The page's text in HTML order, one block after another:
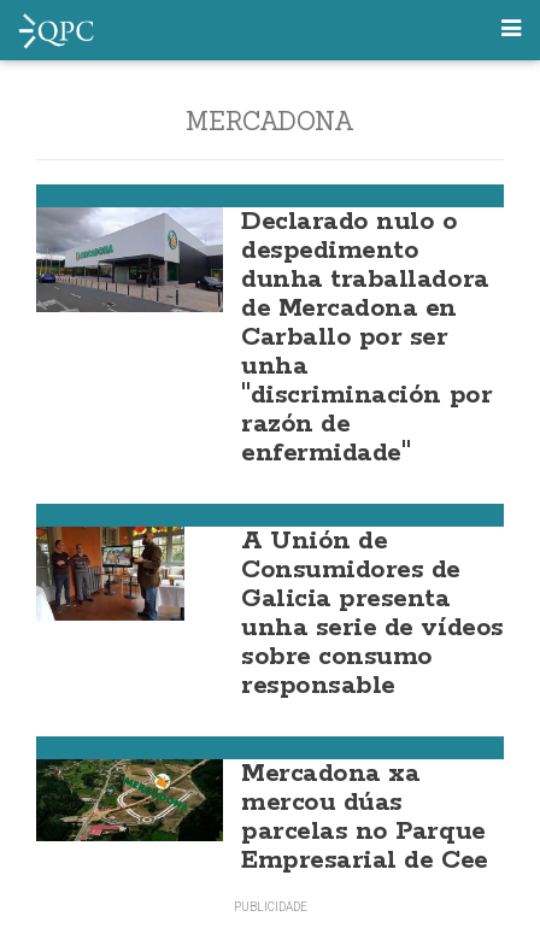
MERCADONA
Declarado nulo o
despedimento
dunha traballadora
de Mercadona en
Carballo por ser
unha
"discriminación por
razón de
enfermidade"
A Unión de
Consumidores de
Galicia presenta
unha serie de vídeos
sobre consumo
responsable
Mercadona xa
mercou dúas
parcelas no Parque
Empresarial de Cee